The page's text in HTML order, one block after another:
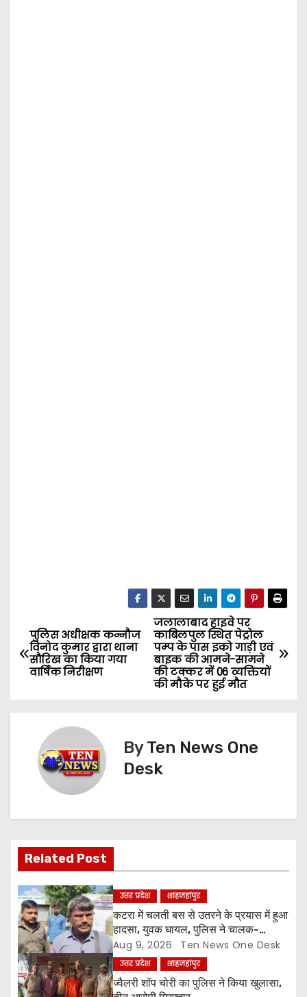
P
o
t
g
a
t
i
o
जलालाबाद हाइवे पर
काबिलपुल स्थित पेट्रोल
पम्प के पास इको गाड़ी एवं
बाइक की आमने-सामने
की टक्कर में 06 व्यक्तियों
की मौके पर हुई मौत
पुलिस अधीक्षक कन्नौज
विनोद कुमार द्वारा थाना
सौरिख का किया गया
वार्षिक निरीक्षण
ByTen News One
Desk
Related Post
उत्तर प्रदेश शाहजहांपुर
कटरा में चलती बस से उतरने के प्रयास में हुआ
हादसा, युवक घायल, पुलिस ने चालक-
परिचालक को पूंछताछ के लिए हिरासत में लिया
Aug 9, 2026 Ten News One Desk
उत्तर प्रदेश शाहजहांपुर
ज्वैलरी शॉप चोरी का पुलिस ने किया खुलासा,